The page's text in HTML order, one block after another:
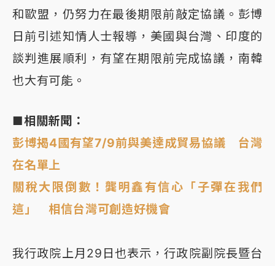
和歐盟，仍努力在最後期限前敲定協議。彭博
日前引述知情人士報導，美國與台灣、印度的
談判進展順利，有望在期限前完成協議，南韓
也大有可能。
■相關新聞：
彭博揭4國有望7/9前與美達成貿易協議 台灣
在名單上
關稅大限倒數！龔明鑫有信心「子彈在我們
這」 相信台灣可創造好機會
我行政院上月29日也表示，行政院副院長暨台